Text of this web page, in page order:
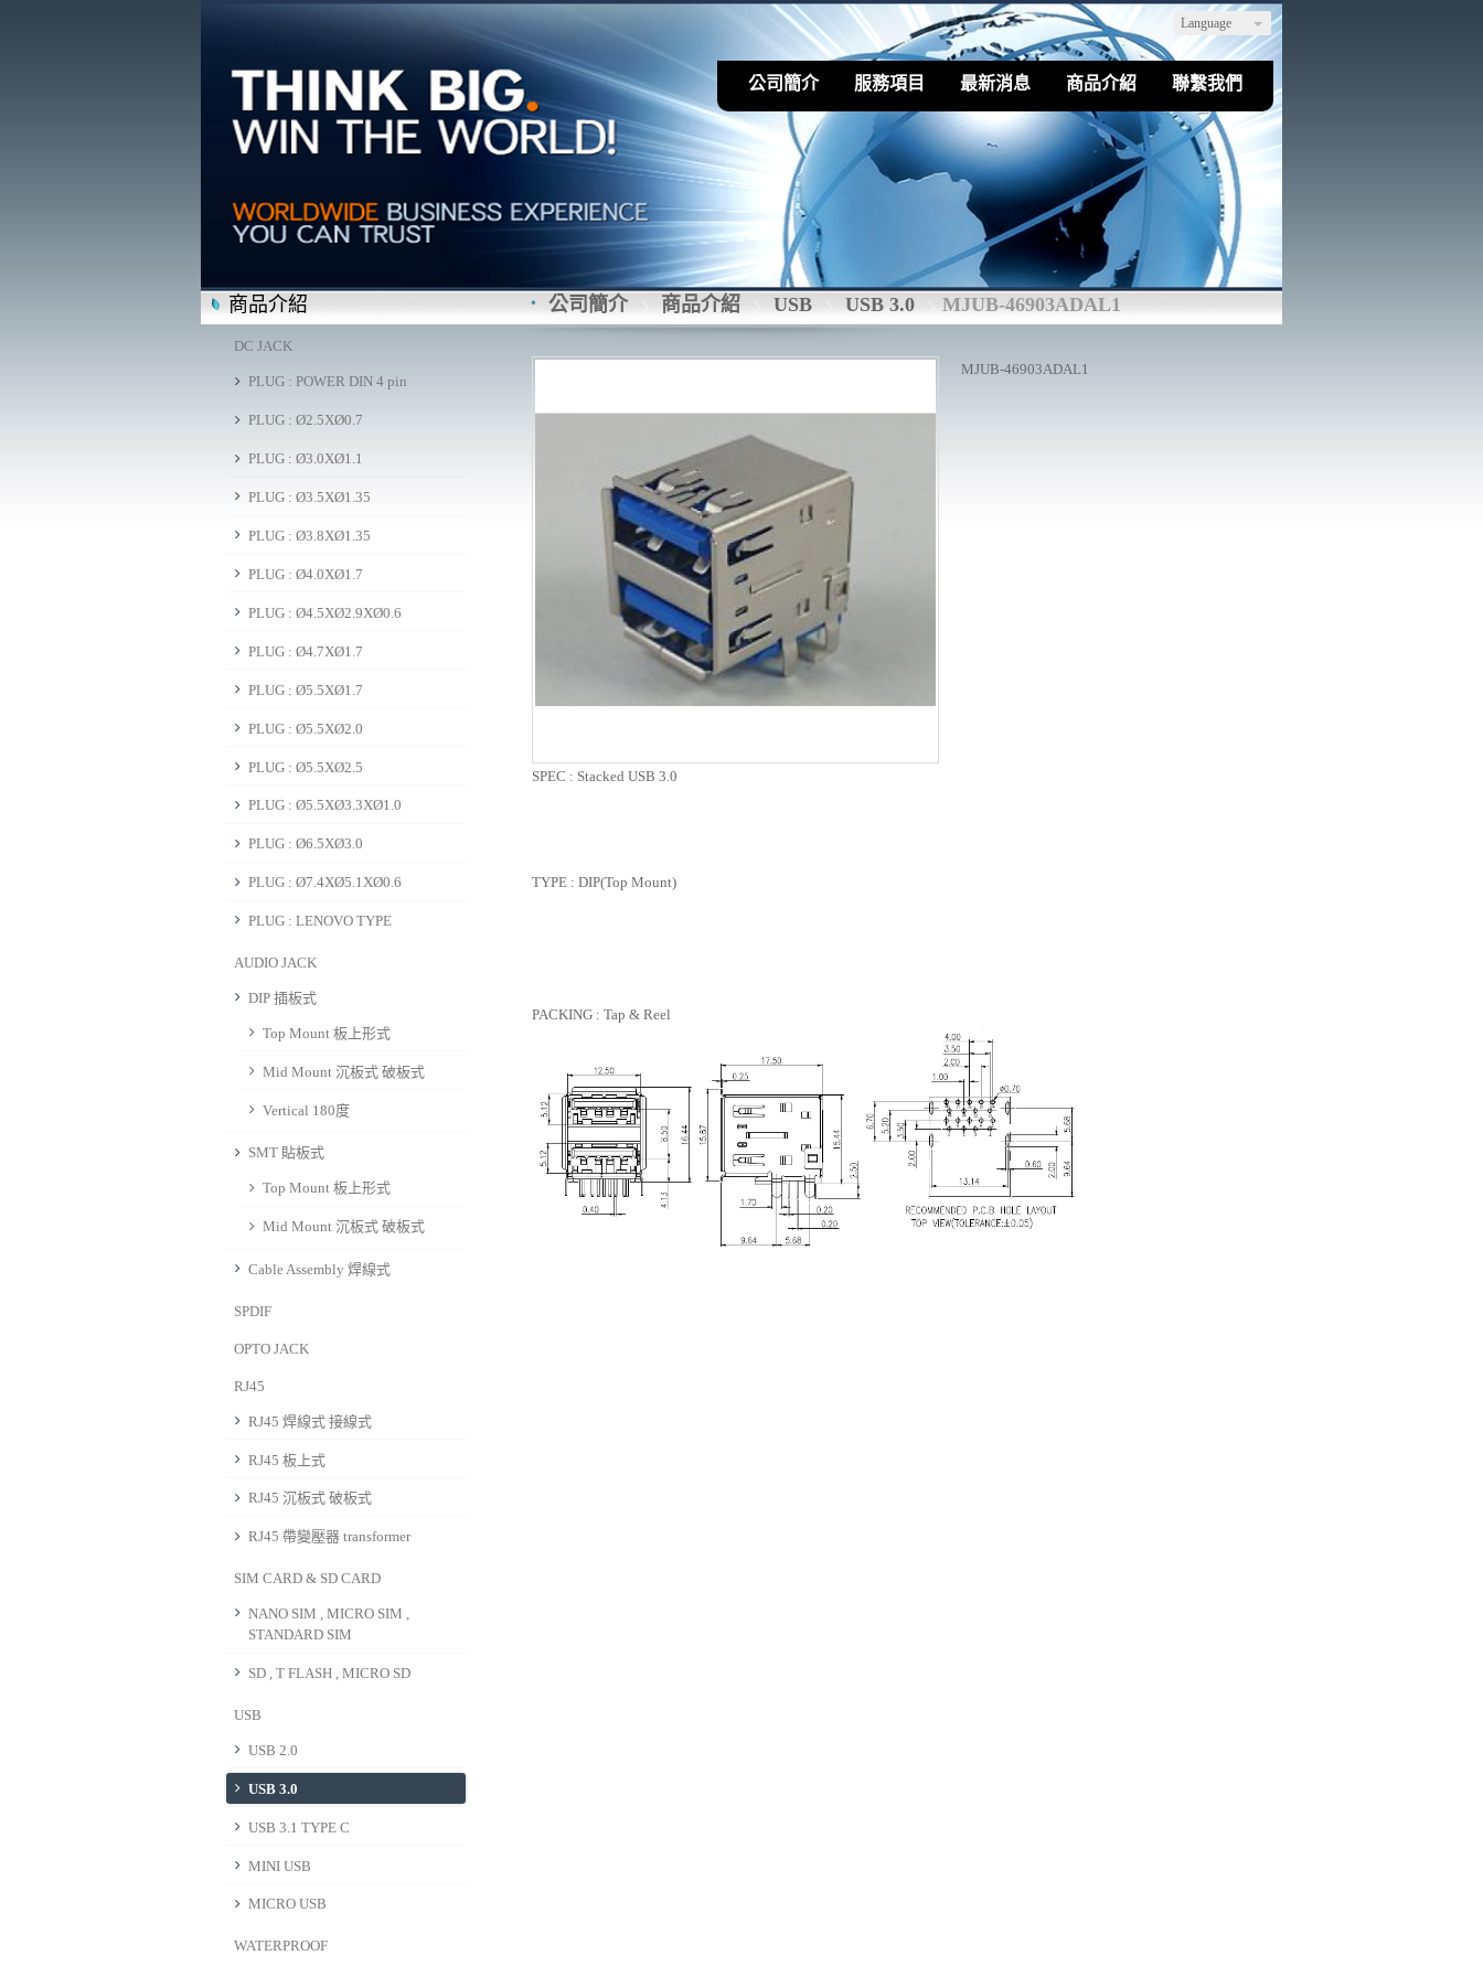
Language
公司簡介 服務項目 最新消息 商品介紹 聯繫我們
商品介紹
DC JACK
PLUG : POWER DIN 4 pin
PLUG : Ø2.5XØ0.7
PLUG : Ø3.0XØ1.1
PLUG : Ø3.5XØ1.35
PLUG : Ø3.8XØ1.35
PLUG : Ø4.0XØ1.7
PLUG : Ø4.5XØ2.9XØ0.6
PLUG : Ø4.7XØ1.7
PLUG : Ø5.5XØ1.7
PLUG : Ø5.5XØ2.0
PLUG : Ø5.5XØ2.5
PLUG : Ø5.5XØ3.3XØ1.0
PLUG : Ø6.5XØ3.0
PLUG : Ø7.4XØ5.1XØ0.6
PLUG : LENOVO TYPE
AUDIO JACK
DIP 插板式
Top Mount 板上形式
Mid Mount 沉板式 破板式
Vertical 180度
SMT 貼板式
Top Mount 板上形式
Mid Mount 沉板式 破板式
Cable Assembly 焊線式
SPDIF
OPTO JACK
RJ45
RJ45 焊線式 接線式
RJ45 板上式
RJ45 沉板式 破板式
RJ45 帶變壓器 transformer
SIM CARD & SD CARD
NANO SIM , MICRO SIM ,
STANDARD SIM
SD , T FLASH , MICRO SD
USB
USB 2.0
USB 3.0
USB 3.1 TYPE C
MINI USB
MICRO USB
WATERPROOF
公司簡介 商品介紹 USB USB 3.0 MJUB-46903ADAL1
MJUB-46903ADAL1
SPEC : Stacked USB 3.0
TYPE : DIP(Top Mount)
PACKING : Tap & Reel